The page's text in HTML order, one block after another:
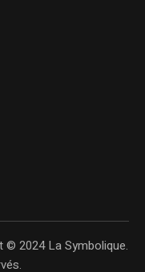
© 2024 La Symbolique.